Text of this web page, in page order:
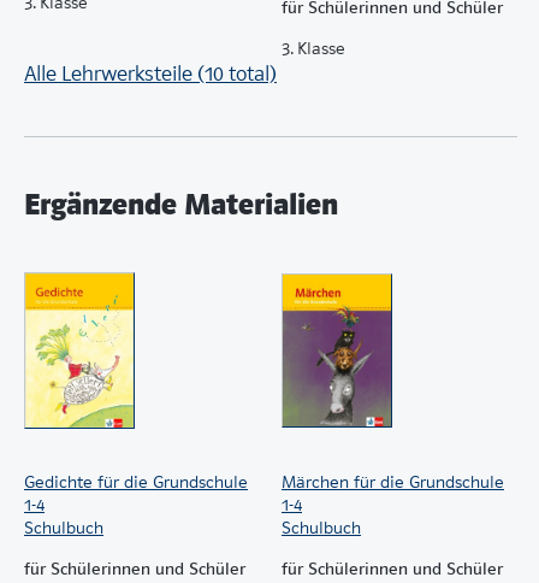
für Schülerinnen und Schüler
3. Klasse
Alle Lehrwerksteile (10 total)
Ergänzende Materialien
Gedichte für die Grundschule
1-4
Schulbuch
für Schülerinnen und Schüler
Märchen für die Grundschule
1-4
Schulbuch
für Schülerinnen und Schüler